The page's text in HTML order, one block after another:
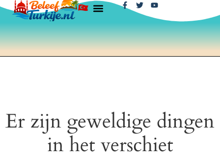
Er zijn geweldige dingen
in het verschiet